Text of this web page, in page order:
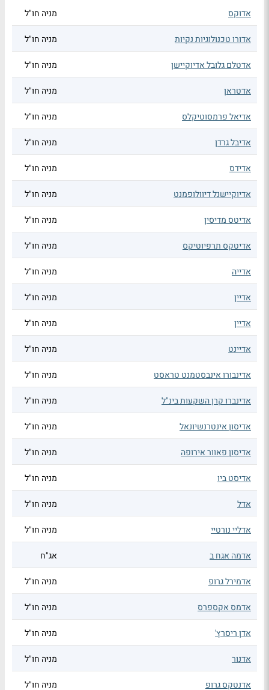
אדוקס מניה חו"ל
אדורו טכנולוגיות נקיות מניה חו"ל
אדטלם גלובל אדיוקיישן מניה חו"ל
אדטראן מניה חו"ל
אדיאל פרמסוטיקלס מניה חו"ל
אדיבל גרדן מניה חו"ל
אדידס מניה חו"ל
אדיוקיישנל דיוולופמנט מניה חו"ל
אדיטס מדיסין מניה חו"ל
אדיטקס תרפיוטיקס מניה חו"ל
אדייה מניה חו"ל
אדיין מניה חו"ל
אדיין מניה חו"ל
אדיינט מניה חו"ל
אדינבורו אינבסטמנט טראסט מניה חו"ל
אדינברו קרן השקעות בינ"ל מניה חו"ל
אדיסון אינטרנשיונאל מניה חו"ל
אדיסון פאוור אירופה מניה חו"ל
אדיסט ביו מניה חו"ל
אדל מניה חו"ל
אדליי נורטיי מניה חו"ל
אדמה אגח ב אג"ח
אדמירל גרופ מניה חו"ל
אדמס אקספרס מניה חו"ל
אדן ריסרץ' מניה חו"ל
אדנור מניה חו"ל
אדנטקס גרופ מניה חו"ל